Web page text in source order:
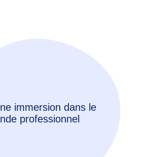
immersion dans le
professionnel